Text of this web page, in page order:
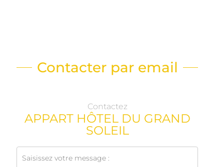
Contacter par email
Contactez
APPART HÔTEL DU GRAND
SOLEIL